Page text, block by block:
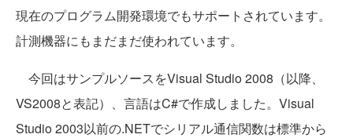
現在のプログラム開発環境でもサポートされています。
計測機器にもまだまだ使われています。
今回はサンプルソースをVisual Studio 2008（以降、
VS2008と表記）、言語はC#で作成しました。Visual
Studio 2003以前の.NETでシリアル通信関数は標準から